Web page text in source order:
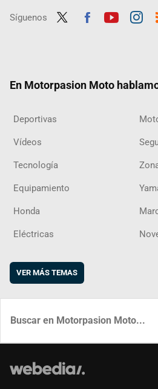
Síguenos
En Motorpasion Moto
Deportivas
Vídeos
Tecnología
Equipamiento
Honda
Eléctricas
VER MÁS TEMAS